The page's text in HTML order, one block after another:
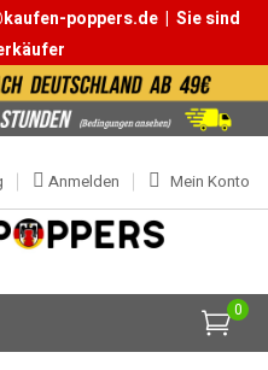
poppers.de | Sie sind
Mein Konto
Anmelden
0